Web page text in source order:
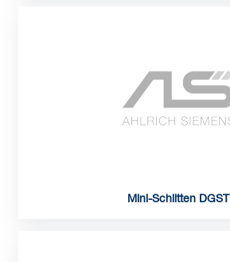
Mini-Schlitten DGST